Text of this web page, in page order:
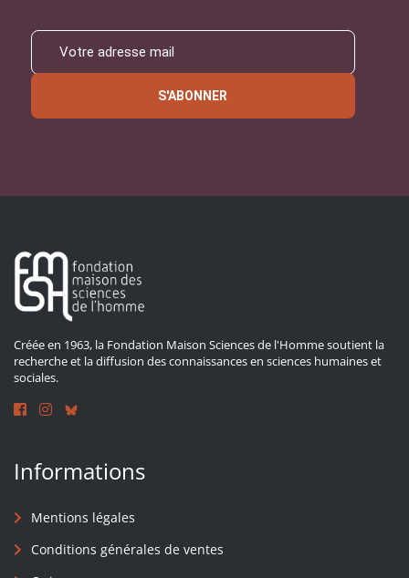
S'ABONNER
Créée en 1963, la Fondation Maison Sciences de l'Homme soutient la
recherche et la diffusion des connaissances en sciences humaines et
sociales.
Informations
Mentions légales
Conditions générales de ventes